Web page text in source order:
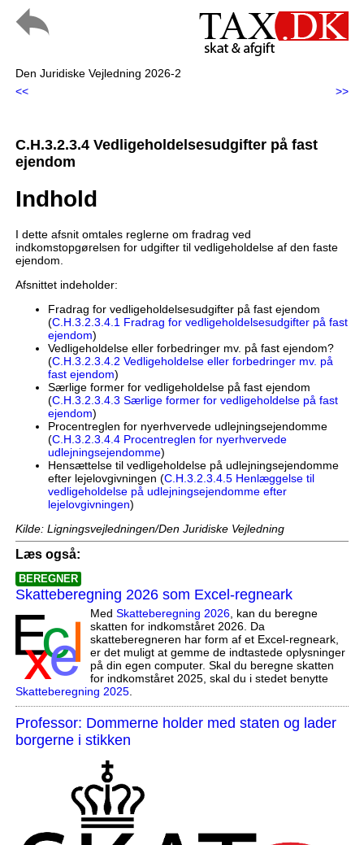
Den Juridiske Vejledning 2026-2
<<
>>
C.H.3.2.3.4 Vedligeholdelsesudgifter på fast
ejendom
Indhold
I dette afsnit omtales reglerne om fradrag ved
indkomstopgørelsen for udgifter til vedligeholdelse af den faste
ejendom.
Afsnittet indeholder:
Fradrag for vedligeholdelsesudgifter på fast ejendom
(C.H.3.2.3.4.1 Fradrag for vedligeholdelsesudgifter på fast
ejendom)
Vedligeholdelse eller forbedringer mv. på fast ejendom?
(C.H.3.2.3.4.2 Vedligeholdelse eller forbedringer mv. på
fast ejendom)
Særlige former for vedligeholdelse på fast ejendom
(C.H.3.2.3.4.3 Særlige former for vedligeholdelse på fast
ejendom)
Procentreglen for nyerhvervede udlejningsejendomme
(C.H.3.2.3.4.4 Procentreglen for nyerhvervede
udlejningsejendomme)
Hensættelse til vedligeholdelse på udlejningsejendomme
efter lejelovgivningen (C.H.3.2.3.4.5 Henlæggelse til
vedligeholdelse på udlejningsejendomme efter
lejelovgivningen)
Kilde: Ligningsvejledningen/Den Juridiske Vejledning
Læs også:
BEREGNER
Skatteberegning 2026 som Excel-regneark
Med Skatteberegning 2026, kan du beregne
skatten for indkomståret 2026. Da
skatteberegneren har form af et Excel-regneark,
er det muligt at gemme de indtastede oplysninger
på din egen computer. Skal du beregne skatten
for indkomståret 2025, skal du i stedet benytte
Skatteberegning 2025.
Professor: Dommerne holder med staten og lader
borgerne i stikken